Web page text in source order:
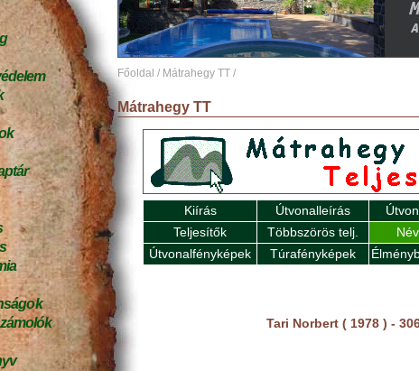
Főoldal / Mátrahegy TT /
Mátrahegy TT
Kiírás Útvonalleírás
Teljesítők
Többszörös telj.
Útvonalfényképek
Túrafényképek
Tari Norbert ( 1978 ) -